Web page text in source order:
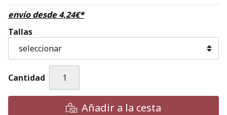
envío desde4,24€*
Tallas
Cantidad
Añadir a la cesta